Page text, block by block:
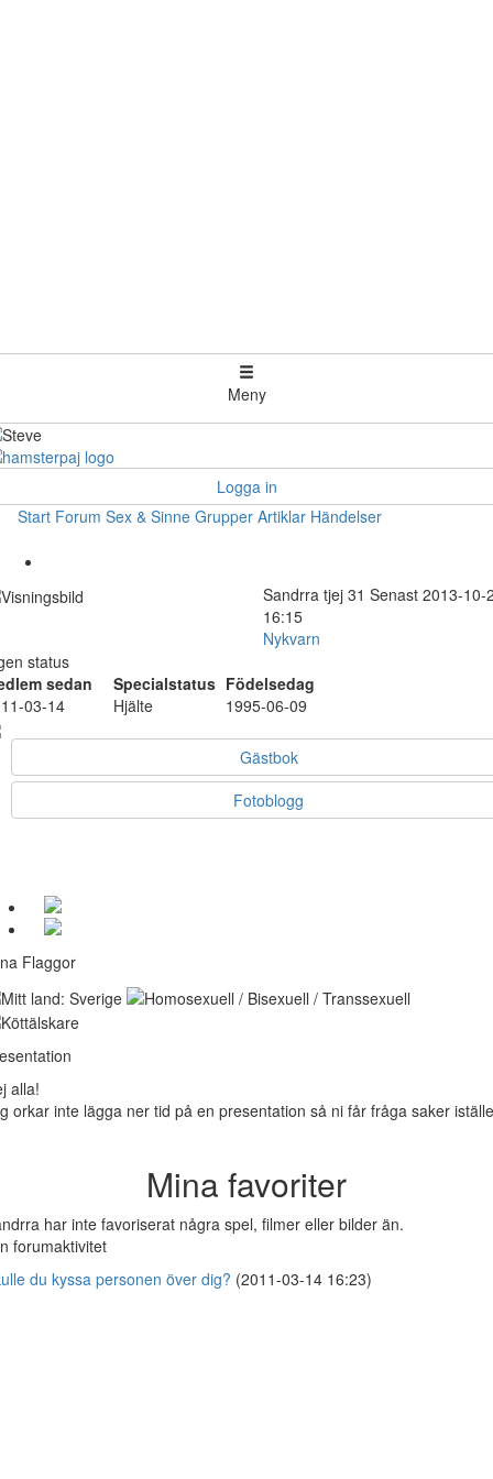
Meny
Logga in
Start Forum Sex & Sinne Grupper Artiklar Händelser
Sandrra tjej 31 Senast 2013-10-
16:15
Nykvarn
status
sedan
Specialstatus Födelsedag
03-14
Hjälte 1995-06-09
Gästbok
Fotoblogg
Flaggor
alla!
orkar inte lägga ner tid på en presentation så ni får fråga saker
Mina favoriter
har inte favoriserat några spel, filmer eller bilder än.
forumaktivitet
du kyssa personen över dig? (2011-03-14 16:23)